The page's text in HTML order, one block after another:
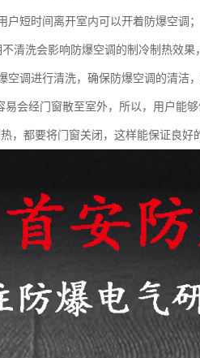
短时间离开室内可以开着防爆空调；
清洗会影响防爆空调的制冷制热效
空调进行清洗，确保防爆空调的清洁
会经门窗散至室外，所以，用户能
，都要将门窗关闭，这样能保证良好